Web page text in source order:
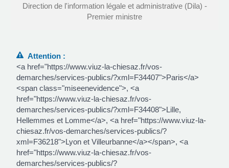
Direction de l'information légale et administrative (Dila) -
Premier ministre
Attention :
<a href="https://www.viuz-la-chiesaz.fr/vos-
demarches/services-publics/?xml=F34407">Paris</a>
<span class="miseenevidence">, <a
href="https://www.viuz-la-chiesaz.fr/vos-
demarches/services-publics/?xml=F34408">Lille,
Hellemmes et Lomme</a>, <a href="https://www.viuz-la-
chiesaz.fr/vos-demarches/services-publics/?
xml=F36218">Lyon et Villeurbanne</a></span>, <a
href="https://www.viuz-la-chiesaz.fr/vos-
demarches/services-publics/?